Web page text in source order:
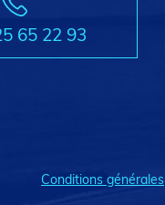
65 22 93
Conditions générales